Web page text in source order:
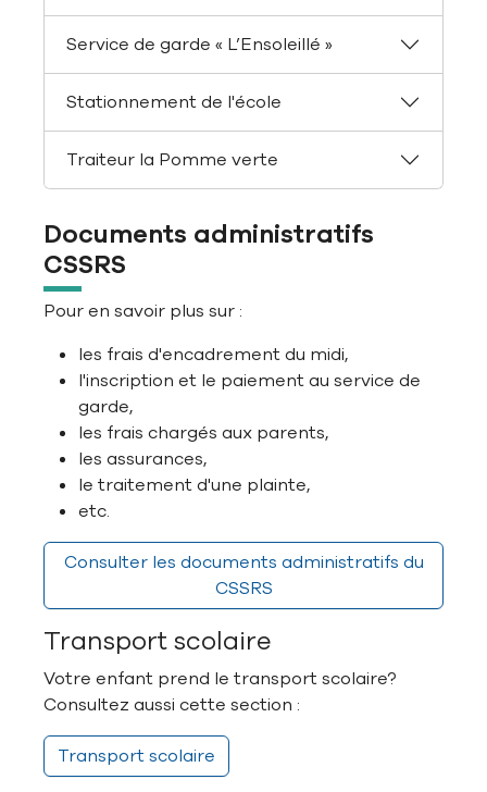
Service de garde « L’Ensoleillé »
Stationnement de l'école
Traiteur la Pomme verte
Documents administratifs
CSSRS
Pour en savoir plus sur :
les frais d'encadrement du midi,
l'inscription et le paiement au service de
garde,
les frais chargés aux parents,
les assurances,
le traitement d'une plainte,
etc.
Consulter les documents administratifs du
CSSRS
Transport scolaire
Votre enfant prend le transport scolaire?
Consultez aussi cette section :
Transport scolaire